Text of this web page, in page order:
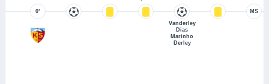
0’
Vanderley
Dias
Marinho
Derley
MS